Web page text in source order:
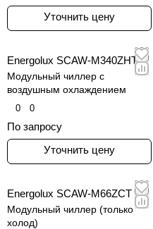
Уточнить цену
Energolux SCAW-M340ZHT
Модульный чиллер с
воздушным охлаждением
0 0
По запросу
Уточнить цену
Energolux SCAW-M66ZCT
Модульный чиллер (только
холод)